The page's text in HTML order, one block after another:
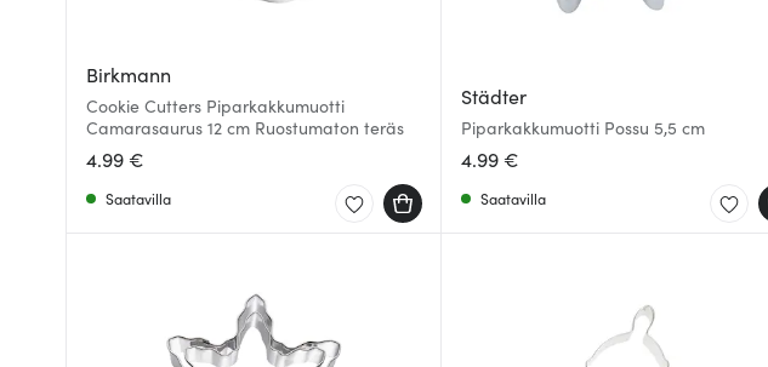
Birkmann
Cookie Cutters Piparkakkumuotti
Camarasaurus 12 cm Ruostumaton teräs
4.99 €
Saatavilla
Städter
Piparkakkumuotti Possu 5,5 cm
4.99 €
Saatavilla